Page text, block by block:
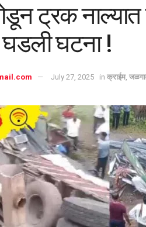
ट्रक
घडली घटना !
July 27, 2025 in क्राईम,